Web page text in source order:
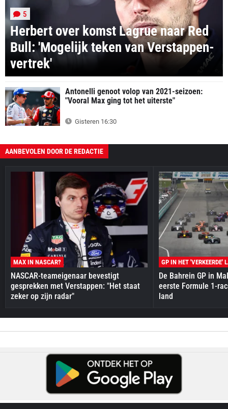
Herbert over komst Lagrue naar Red
Bull: 'Mogelijk teken van Verstappen-
vertrek'
5
Antonelli genoot volop van 2021-seizoen:
"Vooral Max ging tot het uiterste"
Gisteren 16:30
AANBEVOLEN DOOR DE REDACTIE
MAX IN NASCAR?
NASCAR-teameigenaar bevestigt
gesprekken met Verstappen: "Het staat
zeker op zijn radar"
GP IN HET 'VERKEERDE'
De Bahrein GP in
eerste Formule 1-
land